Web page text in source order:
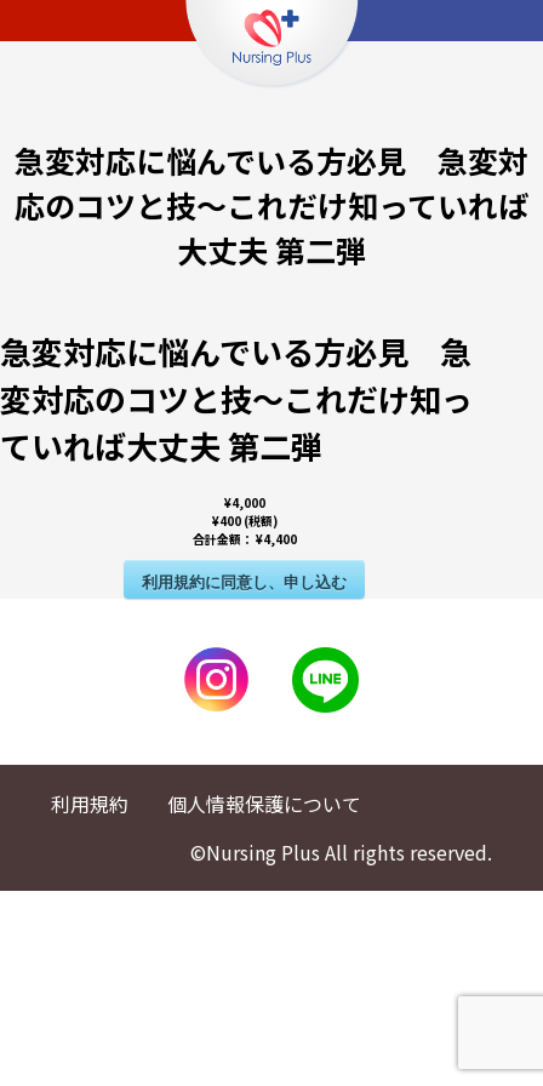
急変対応に悩んでいる方必見 急変対
応のコツと技～これだけ知っていれば
大丈夫 第二弾
急変対応に悩んでいる方必見 急
変対応のコツと技～これだけ知っ
ていれば大丈夫 第二弾
¥4,000
¥400 (税額)
合計金額： ¥4,400
利用規約に同意し、申し込む
利用規約
個人情報保護について
©Nursing Plus All rights reserved.